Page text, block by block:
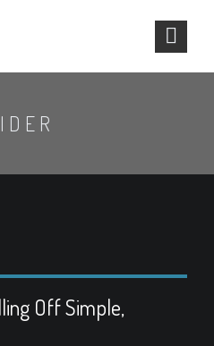
Off Simple,